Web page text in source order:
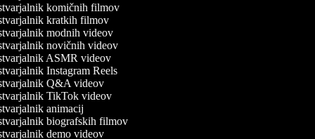
komičnih filmov
kratkih filmov
modnih videov
novičnih videov
ASMR videov
Instagram Reels
Q&A videov
TikTok videov
animacij
biografskih filmov
demo videov